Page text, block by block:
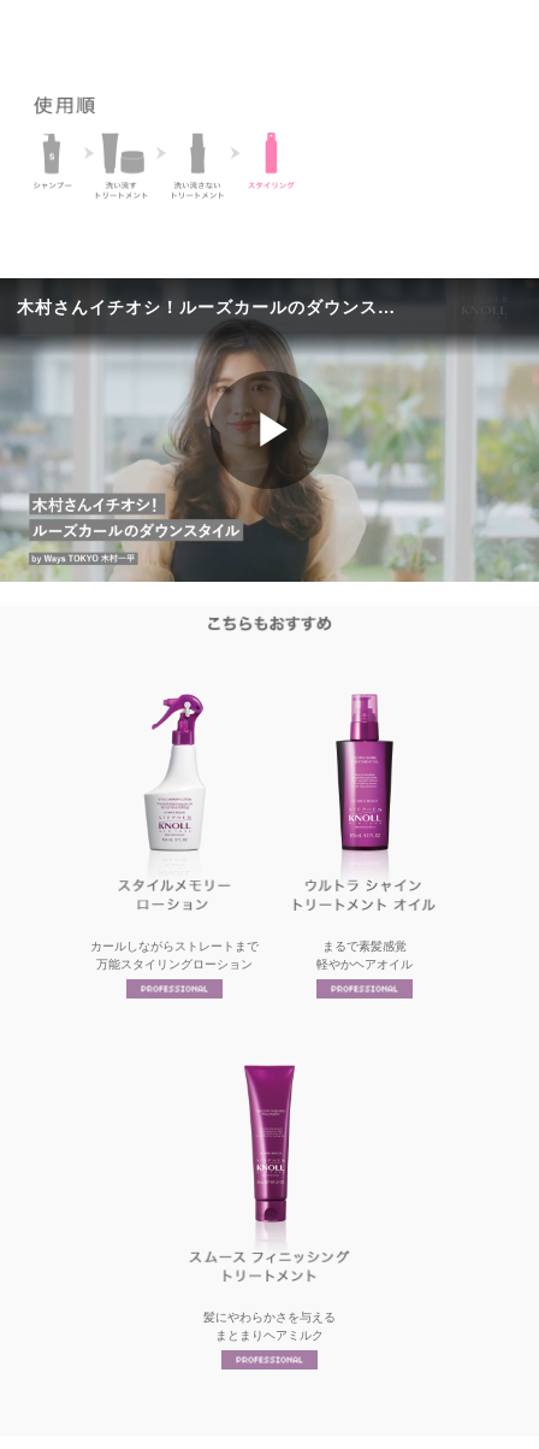
カールしながらストレートまで
万能スタイリングローション
まるで素髪感覚
軽やかヘアオイル
髪にやわらかさを与える
まとまりヘアミルク